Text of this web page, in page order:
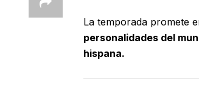
La temporada promete
personalidades del
hispana.